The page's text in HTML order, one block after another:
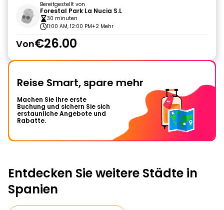
Bereitgestellt von
Forestal Park La Nucia S.L
30 minuten
11:00 AM, 12:00 PM+2 Mehr
Von€26.00
Reise Smart, spare mehr
Machen Sie Ihre erste
Buchung und sichern Sie sich
erstaunliche Angebote und
Rabatte.
Entdecken Sie weitere Städte in
Spanien